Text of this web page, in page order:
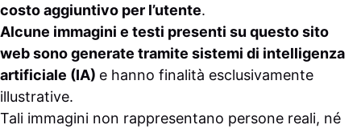
costo aggiuntivo per l’utente.
Alcune immagini e testi presenti su questo sito
web sono generate tramite sistemi di intelligenza
artificiale (IA) e hanno finalità esclusivamente
illustrative.
Tali immagini non rappresentano persone reali, né